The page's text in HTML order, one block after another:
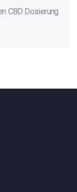
CBD Dosierung